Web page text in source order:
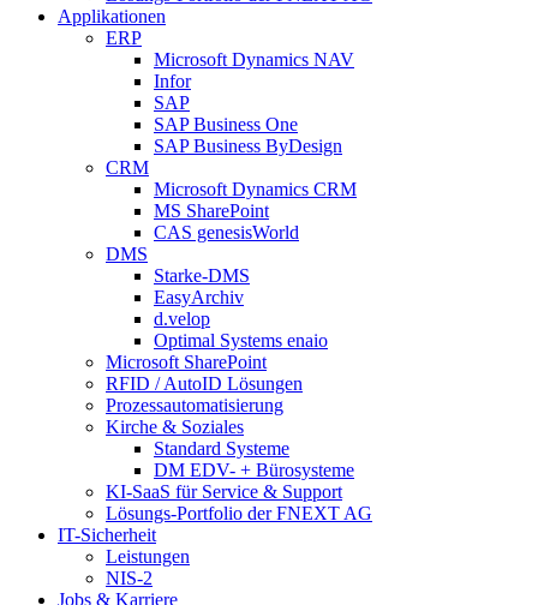
Applikationen
ERP
Microsoft Dynamics NAV
Infor
SAP
SAP Business One
SAP Business ByDesign
CRM
Microsoft Dynamics CRM
MS SharePoint
CAS genesisWorld
DMS
Starke-DMS
EasyArchiv
d.velop
Optimal Systems enaio
Microsoft SharePoint
RFID / AutoID Lösungen
Prozessautomatisierung
Kirche & Soziales
Standard Systeme
DM EDV- + Bürosysteme
KI-SaaS für Service & Support
Lösungs-Portfolio der FNEXT AG
IT-Sicherheit
Leistungen
NIS-2
Jobs & Karriere